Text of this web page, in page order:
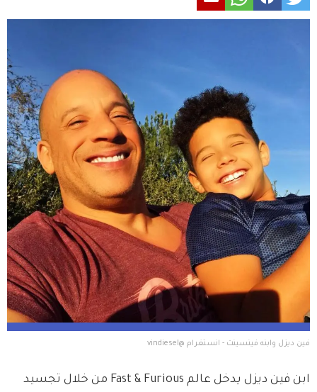
فين ديزل وابنه فينسينت - انستغرام @vindiesel
ابن فين ديزل يدخل عالم Fast & Furious من خلال تجسيد